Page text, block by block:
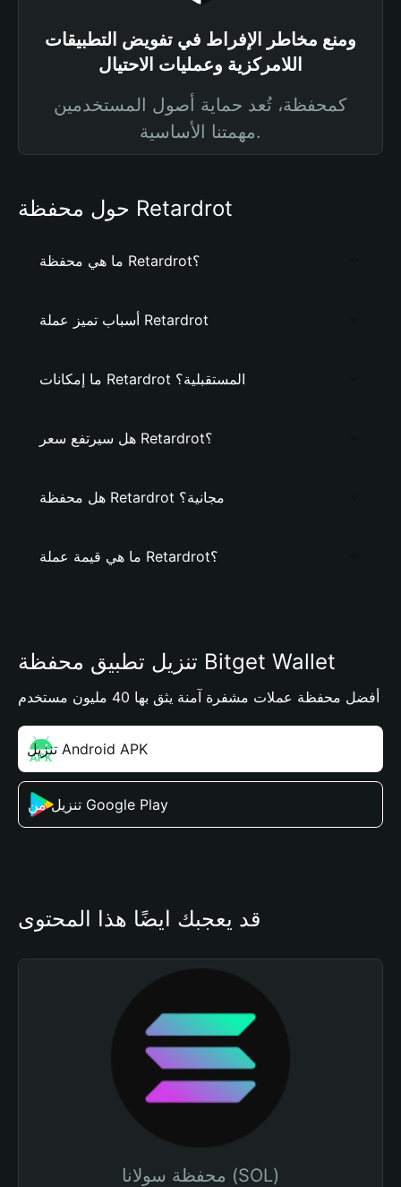
ومنع مخاطر الإفراط في تفويض التطبيقات
اللامركزية وعمليات الاحتيال
كمحفظة، تُعد حماية أصول المستخدمين
مهمتنا الأساسية.
حول محفظة Retardrot
ما هي محفظة Retardrot؟
أسباب تميز عملة Retardrot
ما إمكانات Retardrot المستقبلية؟
هل سيرتفع سعر Retardrot؟
هل محفظة Retardrot مجانية؟
ما هي قيمة عملة Retardrot؟
تنزيل تطبيق محفظة Bitget Wallet
أفضل محفظة عملات مشفرة آمنة يثق بها 40 مليون مستخدم
تنزيل Android APK
تنزيل من Google Play
قد يعجبك أيضًا هذا المحتوى
محفظة سولانا (SOL)